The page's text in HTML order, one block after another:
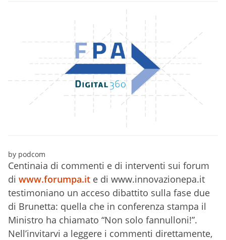
by podcom
Centinaia di commenti e di interventi sui forum
di www.forumpa.it e di www.innovazionepa.it
testimoniano un acceso dibattito sulla fase due
di Brunetta: quella che in conferenza stampa il
Ministro ha chiamato “Non solo fannulloni!”.
Nell’invitarvi a leggere i commenti direttamente,